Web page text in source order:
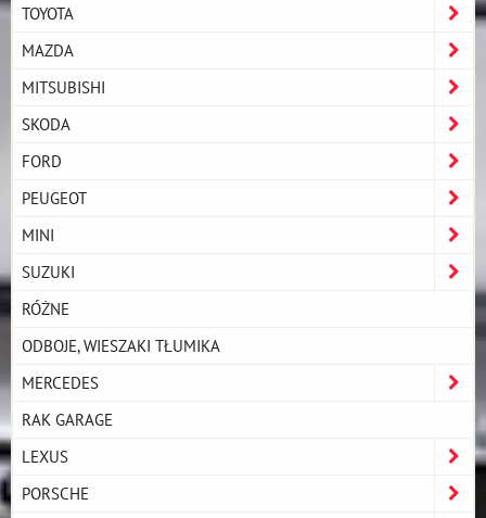
TOYOTA
MAZDA
MITSUBISHI
SKODA
FORD
PEUGEOT
MINI
SUZUKI
RÓŻNE
ODBOJE, WIESZAKI TŁUMIKA
MERCEDES
RAK GARAGE
LEXUS
PORSCHE